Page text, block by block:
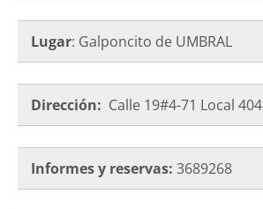
Lugar: Galponcito de UMBRAL
Dirección: Calle 19#4-71 Local 404
Informes y reservas: 3689268